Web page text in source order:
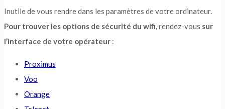
Inutile de vous rendre dans les paramètres de votre ordinateur.
Pour trouver les options de sécurité du wifi,rendez-vous sur
l’interface de votre opérateur :
Proximus
Voo
Orange